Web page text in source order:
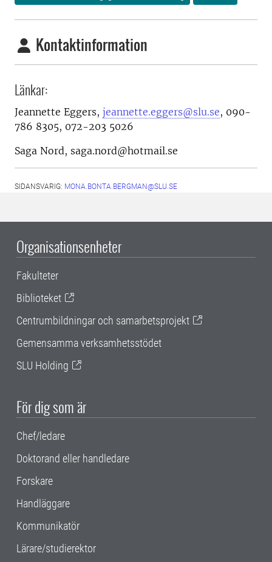
Kontaktinformation
Länkar:
Jeannette Eggers, jeannette.eggers@slu.se, 090-
786 8305, 072-203 5026
Saga Nord, saga.nord@hotmail.se
SIDANSVARIG: MONA.BONTA.BERGMAN@SLU.SE
Organisationsenheter
Fakulteter
Biblioteket
Centrumbildningar och samarbetsprojekt
Gemensamma verksamhetsstödet
SLU Holding
För dig som är
Chef/ledare
Doktorand eller handledare
Forskare
Handläggare
Kommunikatör
Lärare/studierektor